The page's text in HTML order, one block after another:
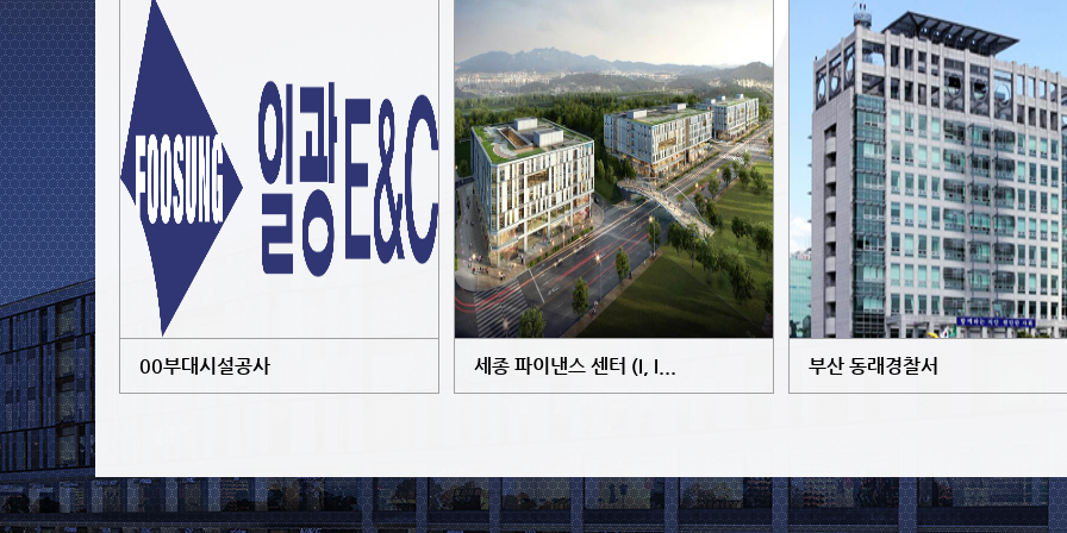
00부대시설공사 세종 파이낸스 센터 (I, I... 부산 동래경찰서